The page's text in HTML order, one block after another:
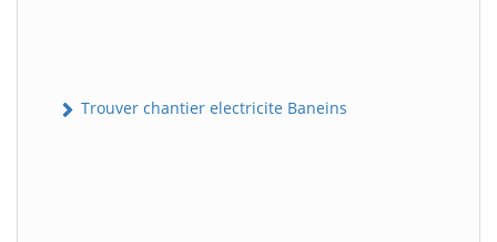
Trouver chantier electricite Baneins